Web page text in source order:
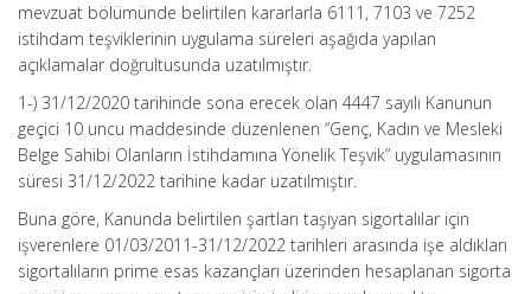
mevzuat bölümünde belirtilen kararlarla 6111, 7103 ve 7252
istihdam teşviklerinin uygulama süreleri aşağıda yapılan
açıklamalar doğrultusunda uzatılmıştır.
1-) 31/12/2020 tarihinde sona erecek olan 4447 sayılı Kanunun
geçici 10 uncu maddesinde düzenlenen “Genç, Kadın ve Mesleki
Belge Sahibi Olanların İstihdamına Yönelik Teşvik” uygulamasının
süresi 31/12/2022 tarihine kadar uzatılmıştır.
Buna göre, Kanunda belirtilen şartları taşıyan sigortalılar için
işverenlere 01/03/2011-31/12/2022 tarihleri arasında işe aldıkları
sigortalıların prime esas kazançları üzerinden hesaplanan sigorta